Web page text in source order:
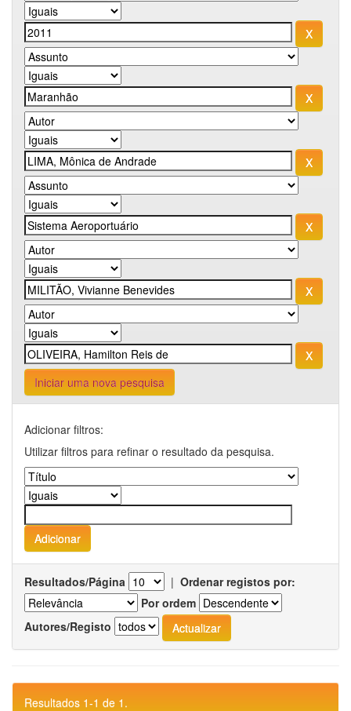
Iniciar uma nova pesquisa
Adicionar filtros:
Utilizar filtros para refinar o resultado da pesquisa.
Resultados/Página | Ordenar registos por:
Por ordem
Autores/Registo
Resultados 1-1 de 1.